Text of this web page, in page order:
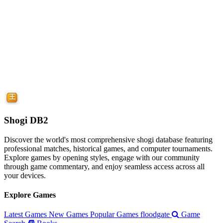
Shogi DB2
Discover the world's most comprehensive shogi database featuring
professional matches, historical games, and computer tournaments.
Explore games by opening styles, engage with our community
through game commentary, and enjoy seamless access across all
your devices.
Explore Games
Latest Games New Games Popular Games floodgate
Game